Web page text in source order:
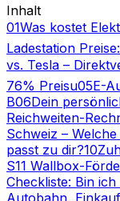
Inhalt
01Was kostet
Ladestation
vs. Tesla –
76% Preisu05E-
B06Dein
Reichweiten-
Schweiz –
passt zu dir?10
S11 Wallbox-
Checkliste: Bin ich
Autobahn,